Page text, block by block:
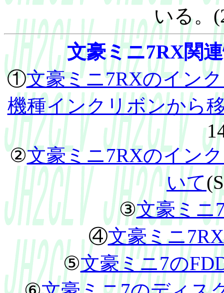
いる。
文豪ミニ7RX関
①文豪ミニ7RXのイン
機種インクリボンから
②文豪ミニ7RXのイン
いて
③文豪ミニ
④文豪ミニ
⑤文豪ミニ7の